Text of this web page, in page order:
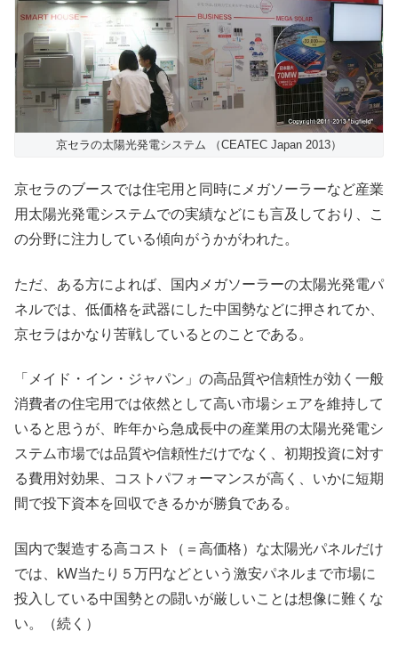
京セラの太陽光発電システム （CEATEC Japan 2013）
京セラのブースでは住宅用と同時にメガソーラーなど産業
用太陽光発電システムでの実績などにも言及しており、こ
の分野に注力している傾向がうかがわれた。
ただ、ある方によれば、国内メガソーラーの太陽光発電パ
ネルでは、低価格を武器にした中国勢などに押されてか、
京セラはかなり苦戦しているとのことである。
「メイド・イン・ジャパン」の高品質や信頼性が効く一般
消費者の住宅用では依然として高い市場シェアを維持して
いると思うが、昨年から急成長中の産業用の太陽光発電シ
ステム市場では品質や信頼性だけでなく、初期投資に対す
る費用対効果、コストパフォーマンスが高く、いかに短期
間で投下資本を回収できるかが勝負である。
国内で製造する高コスト（＝高価格）な太陽光パネルだけ
では、kW当たり５万円などという激安パネルまで市場に
投入している中国勢との闘いが厳しいことは想像に難くな
い。（続く）